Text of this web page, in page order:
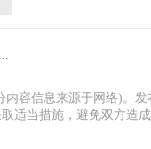
容信息来源于网络)。
适当措施，避免双方造